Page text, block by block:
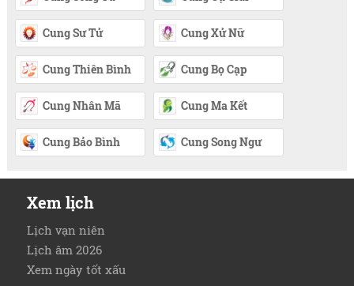
Cung Sư Tử Cung Xử Nữ
Cung Thiên Bình Cung Bọ Cạp
Cung Nhân Mã Cung Ma Kết
Cung Bảo Bình Cung Song Ngư
Xem lịch
Lịch vạn niên
Lịch âm 2026
Xem ngày tốt xấu